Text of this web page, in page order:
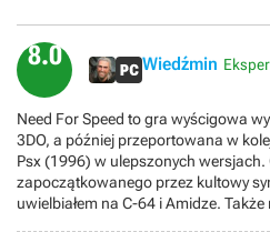
8.0 Wiedźmin
Need For Speed to gra wyścigowa
3DO, a później przeportowana w
Psx (1996) w ulepszonych
zapoczątkowanego przez kultowy
uwielbiałem na C-64 i Amidze.